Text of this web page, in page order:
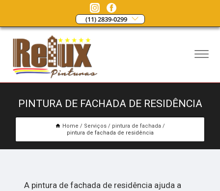
(11) 2839-0299
PINTURA DE FACHADA DE RESIDÊNCIA
Home Serviços
pintura de fachada
pintura de fachada de residência
A pintura de fachada de residência ajuda a